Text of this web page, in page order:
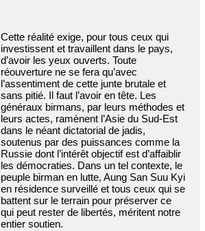
Cette réalité exige, pour tous ceux qui
investissent et travaillent dans le pays,
d’avoir les yeux ouverts. Toute
réouverture ne se fera qu’avec
l’assentiment de cette junte brutale et
sans pitié. Il faut l’avoir en tête. Les
généraux birmans, par leurs méthodes et
leurs actes, ramènent l’Asie du Sud-Est
dans le néant dictatorial de jadis,
soutenus par des puissances comme la
Russie dont l’intérêt objectif est d’affaiblir
les démocraties. Dans un tel contexte, le
peuple birman en lutte, Aung San Suu Kyi
en résidence surveillé et tous ceux qui se
battent sur le terrain pour préserver ce
qui peut rester de libertés, méritent notre
entier soutien.